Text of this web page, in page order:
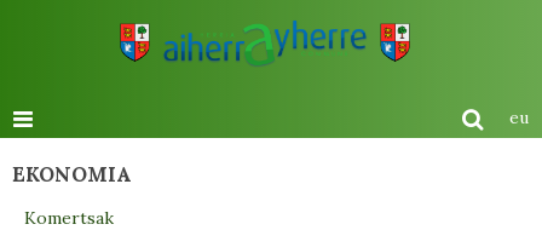
eu
EKONOMIA
Komertsak